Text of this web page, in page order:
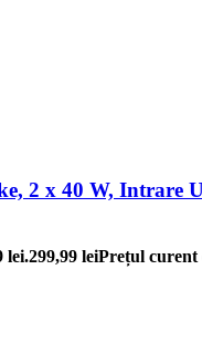
2 x 40 W, Intrare
lei.299,99 leiPrețul curent